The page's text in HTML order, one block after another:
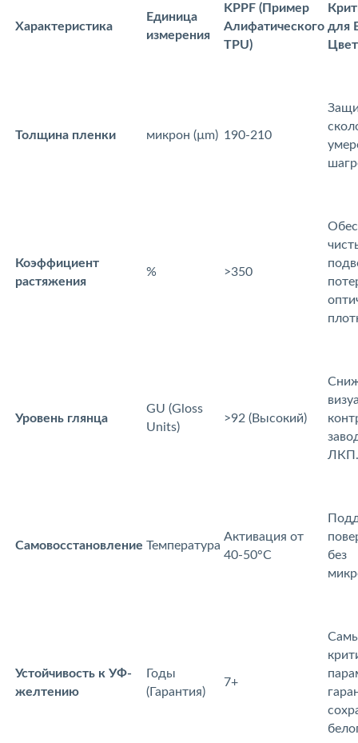
Характеристика
Единица
измерения
KPPF (Пример
Алифатического
TPU)
для
Толщина пленки микрон (µm) 190-210
Коэффициент
растяжения
% >350
Уровень глянца
GU (Gloss
Units)
>92 (Высокий)
ЛКП.
Самовосстановление Температура
Активация от
40-50°C
ез
Устойчивость к УФ-
желтению
Годы
(Гарантия)
7+